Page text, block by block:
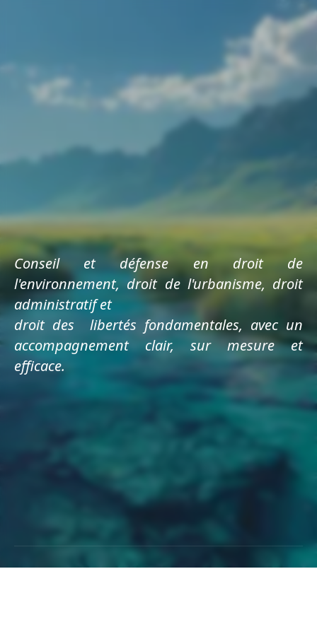
Conseil et défense en droit de
l'environnement, droit de l'urbanisme, droit
administratif et
droit des libertés fondamentales, avec un
accompagnement clair, sur mesure et
efficace.